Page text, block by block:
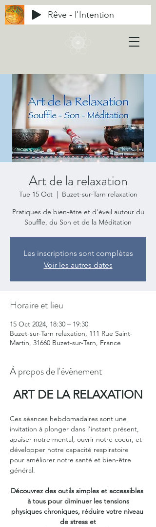
Rêve - l'Intention
Art de la relaxation
Tue 15 Oct
  |
Buzet-sur-Tarn relaxation
Pratiques de bien-être et d'éveil autour du
Souffle, du Son et de la Méditation
Les inscriptions sont complètes
Voir les autres dates
Horaire et lieu
15 Oct 2024, 18:30 – 19:30
Buzet-sur-Tarn relaxation, 111 Rue Saint-
Martin, 31660 Buzet-sur-Tarn, France
À propos de l'évènement
ART DE LA RELAXATION
Ces séances hebdomadaires sont une
invitation à plonger dans l'instant présent,
apaiser notre mental, ouvrir notre coeur, et
développer notre capacité respiratoire
pour améliorer notre santé et bien-être
général.
Découvrez des outils simples et accessibles
à tous pour diminuer les tensions
physiques chroniques, réduire votre niveau
de stress et